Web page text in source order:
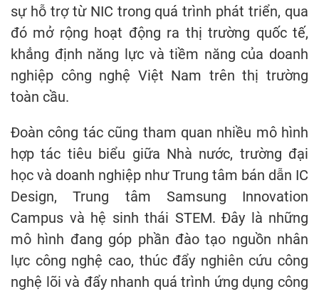
sự hỗ trợ từ NIC trong quá trình phát triển, qua
đó mở rộng hoạt động ra thị trường quốc tế,
khẳng định năng lực và tiềm năng của doanh
nghiệp công nghệ Việt Nam trên thị trường
toàn cầu.
Đoàn công tác cũng tham quan nhiều mô hình
hợp tác tiêu biểu giữa Nhà nước, trường đại
học và doanh nghiệp như Trung tâm bán dẫn IC
Design, Trung tâm Samsung Innovation
Campus và hệ sinh thái STEM. Đây là những
mô hình đang góp phần đào tạo nguồn nhân
lực công nghệ cao, thúc đẩy nghiên cứu công
nghệ lõi và đẩy nhanh quá trình ứng dụng công